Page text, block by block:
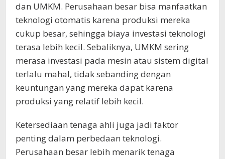
dan UMKM. Perusahaan besar bisa manfaatkan
teknologi otomatis karena produksi mereka
cukup besar, sehingga biaya investasi teknologi
terasa lebih kecil. Sebaliknya, UMKM sering
merasa investasi pada mesin atau sistem digital
terlalu mahal, tidak sebanding dengan
keuntungan yang mereka dapat karena
produksi yang relatif lebih kecil.
Ketersediaan tenaga ahli juga jadi faktor
penting dalam perbedaan teknologi.
Perusahaan besar lebih menarik tenaga